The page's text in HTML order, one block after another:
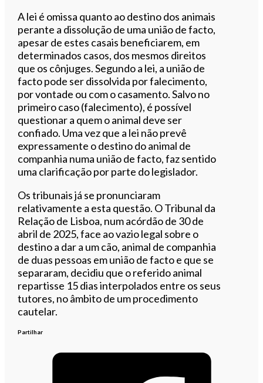
A lei é omissa quanto ao destino dos animais
perante a dissolução de uma união de facto,
apesar de estes casais beneficiarem, em
determinados casos, dos mesmos direitos
que os cônjuges. Segundo a lei, a união de
facto pode ser dissolvida por falecimento,
por vontade ou com o casamento. Salvo no
primeiro caso (falecimento), é possível
questionar a quem o animal deve ser
confiado. Uma vez que a lei não prevê
expressamente o destino do animal de
companhia numa união de facto, faz sentido
uma clarificação por parte do legislador.
Os tribunais já se pronunciaram
relativamente a esta questão. O Tribunal da
Relação de Lisboa, num acórdão de 30 de
abril de 2025, face ao vazio legal sobre o
destino a dar a um cão, animal de companhia
de duas pessoas em união de facto e que se
separaram, decidiu que o referido animal
repartisse 15 dias interpolados entre os seus
tutores, no âmbito de um procedimento
cautelar.
Partilhar